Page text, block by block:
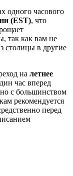
одного часового
(EST), что
так как вам не
столицы в другие
на летнее
час вперед
с большинством
рекомендуется
перед